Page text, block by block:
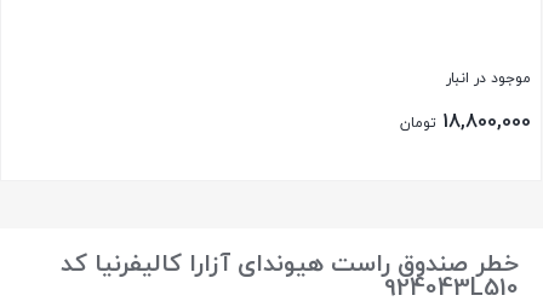
موجود در انبار
18,800,000 تومان
خطر صندوق راست هیوندای آزارا کالیفرنیا کد
924043L510